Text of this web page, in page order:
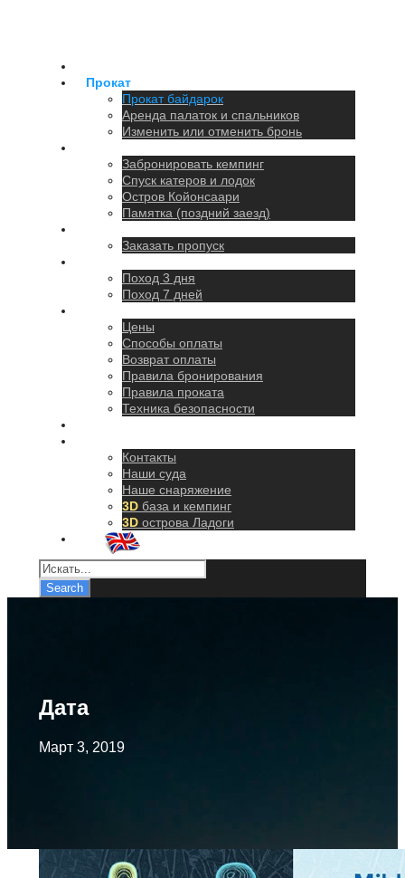
Прокат
Прокат байдарок
Аренда палаток и спальников
Изменить или отменить бронь
Забронировать кемпинг
Спуск катеров и лодок
Остров Койонсаари
Памятка (поздний заезд)
Заказать пропуск
Поход 3 дня
Поход 7 дней
Цены
Способы оплаты
Возврат оплаты
Правила бронирования
Правила проката
Техника безопасности
Контакты
Наши суда
Наше снаряжение
3D база и кемпинг
3D острова Ладоги
Дата
Март 3, 2019